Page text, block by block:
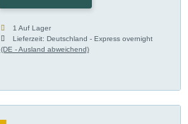
1 Auf Lager
Lieferzeit:Deutschland - Express overnight
(DE - Ausland abweichend)